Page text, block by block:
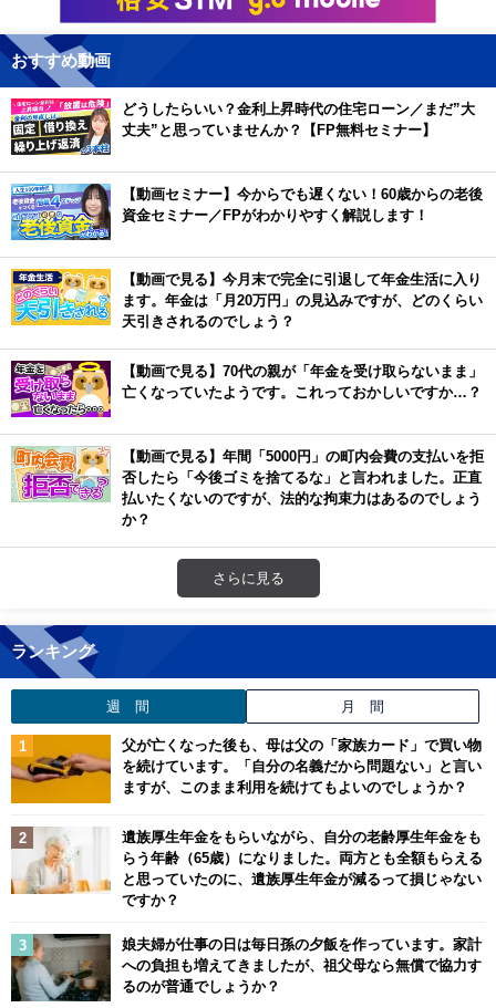
おすすめ動画
どうしたらいい？金利上昇時代の住宅ローン／まだ”大
丈夫”と思っていませんか？【FP無料セミナー】
【動画セミナー】今からでも遅くない！60歳からの老後
資金セミナー／FPがわかりやすく解説します！
【動画で見る】今月末で完全に引退して年金生活に入り
ます。年金は「月20万円」の見込みですが、どのくらい
天引きされるのでしょう？
【動画で見る】70代の親が「年金を受け取らないまま」
亡くなっていたようです。これっておかしいですか…？
【動画で見る】年間「5000円」の町内会費の支払いを拒
否したら「今後ゴミを捨てるな」と言われました。正直
払いたくないのですが、法的な拘束力はあるのでしょう
か？
さらに見る
ランキング
週 間 月 間
父が亡くなった後も、母は父の「家族カード」で買い物
を続けています。「自分の名義だから問題ない」と言い
ますが、このまま利用を続けてもよいのでしょうか？
遺族厚生年金をもらいながら、自分の老齢厚生年金をも
らう年齢（65歳）になりました。両方とも全額もらえる
と思っていたのに、遺族厚生年金が減るって損じゃない
ですか？
娘夫婦が仕事の日は毎日孫の夕飯を作っています。家計
への負担も増えてきましたが、祖父母なら無償で協力す
るのが普通でしょうか？